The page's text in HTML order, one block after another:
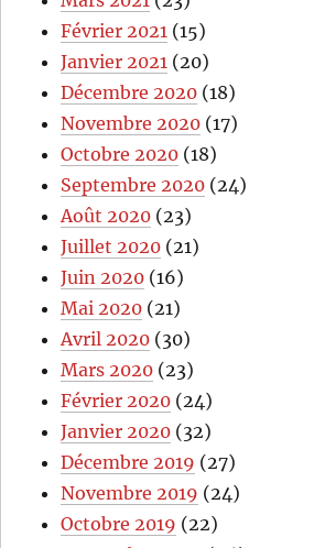
Février 2021 (15)
Janvier 2021 (20)
Décembre 2020 (18)
Novembre 2020 (17)
Octobre 2020 (18)
Septembre 2020 (24)
Août 2020 (23)
Juillet 2020 (21)
Juin 2020 (16)
Mai 2020 (21)
Avril 2020 (30)
Mars 2020 (23)
Février 2020 (24)
Janvier 2020 (32)
Décembre 2019 (27)
Novembre 2019 (24)
Octobre 2019 (22)